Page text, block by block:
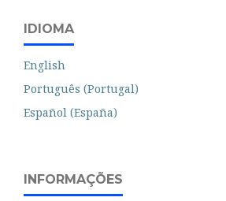
IDIOMA
English
Português (Portugal)
Español (España)
INFORMAÇÕES